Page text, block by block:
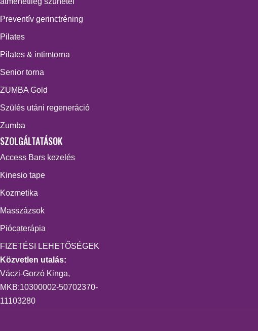
Preventív gerinctréning
Pilates
Pilates & intimtorna
Senior torna
ZUMBA Gold
Szülés utáni regeneráció
Zumba
SZOLGÁLTATÁSOK
Access Bars kezelés
Kinesio tape
Kozmetika
Masszázsok
Piócaterápia
FIZETÉSI LEHETŐSÉGEK
Közvetlen utalás:
Váczi-Gorzó Kinga,
MKB:10300002-50702370-
11103280